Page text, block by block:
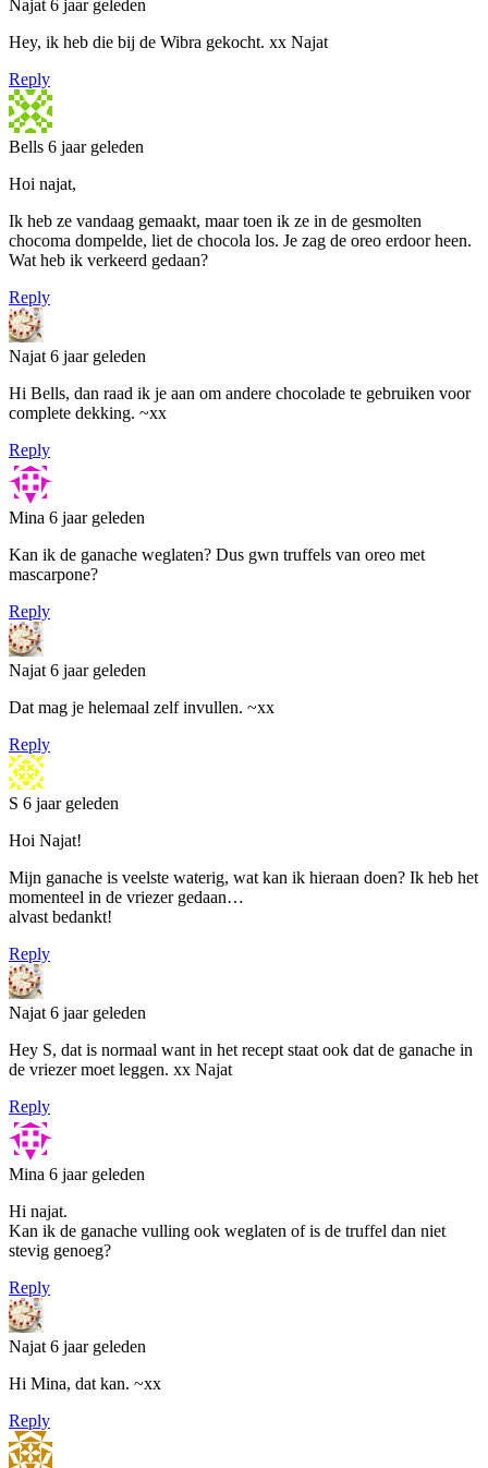
Najat 6 jaar geleden
Hey, ik heb die bij de Wibra gekocht. xx Najat
Reply
Bells 6 jaar geleden
Hoi najat,
Ik heb ze vandaag gemaakt, maar toen ik ze in de gesmolten
chocoma dompelde, liet de chocola los. Je zag de oreo erdoor heen.
Wat heb ik verkeerd gedaan?
Reply
Najat 6 jaar geleden
Hi Bells, dan raad ik je aan om andere chocolade te gebruiken voor
complete dekking. ~xx
Reply
Mina 6 jaar geleden
Kan ik de ganache weglaten? Dus gwn truffels van oreo met
mascarpone?
Reply
Najat 6 jaar geleden
Dat mag je helemaal zelf invullen. ~xx
Reply
S 6 jaar geleden
Hoi Najat!
Mijn ganache is veelste waterig, wat kan ik hieraan doen? Ik heb het
momenteel in de vriezer gedaan…
alvast bedankt!
Reply
Najat 6 jaar geleden
Hey S, dat is normaal want in het recept staat ook dat de ganache in
de vriezer moet leggen. xx Najat
Reply
Mina 6 jaar geleden
Hi najat.
Kan ik de ganache vulling ook weglaten of is de truffel dan niet
stevig genoeg?
Reply
Najat 6 jaar geleden
Hi Mina, dat kan. ~xx
Reply